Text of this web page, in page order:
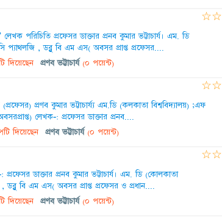
পরিচিতি প্রফেসর ডাক্তার প্রনব কুমার ভট্টাচার্য। এম. ডি
প্যাথলজি , ডব্লু বি এম এস( অবসর প্রাপ্ত প্রফেসর....
দিয়েছেন প্রণব ভট্টাচার্য (০ পয়েন্ট)
☆☆
প্রণব কুমার ভট্টাচার্য্য এম.ডি (কলকাতা বিশ্ববিদ্যালয়) ;এফ
লেখক-: প্রফেসর ডাক্তার প্রনব....
দিয়েছেন প্রণব ভট্টাচার্য (০ পয়েন্ট)
☆☆
ডাক্তার প্রনব কুমার ভট্টাচার্য। এম. ডি (কোলকাতা
ডব্লু বি এম এস( অবসর প্রাপ্ত প্রফেসর ও প্রধান....
দিয়েছেন প্রণব ভট্টাচার্য (০ পয়েন্ট)
☆☆